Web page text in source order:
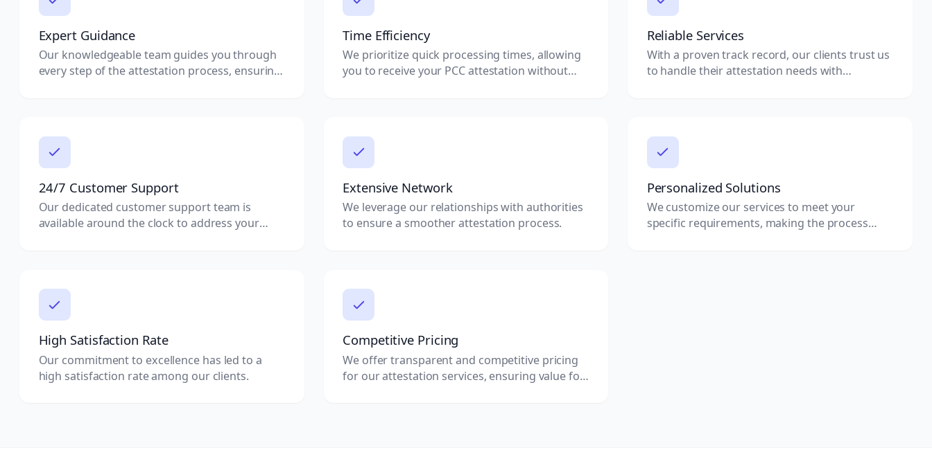
Expert Guidance
Our knowledgeable team guides you through
every step of the attestation process, ensuring
Time Efficiency
We prioritize quick processing times, allowing
you to receive your PCC attestation without
Reliable Services
With a proven track record, our clients trust us
to handle their attestation needs with
24/7 Customer Support
Our dedicated customer support team is
available around the clock to address your
Extensive Network
We leverage our relationships with authorities
to ensure a smoother attestation process.
Personalized Solutions
We customize our services to meet your
specific requirements, making the process
High Satisfaction Rate
Our commitment to excellence has led to a
high satisfaction rate among our clients.
Competitive Pricing
We offer transparent and competitive pricing
for our attestation services, ensuring value for